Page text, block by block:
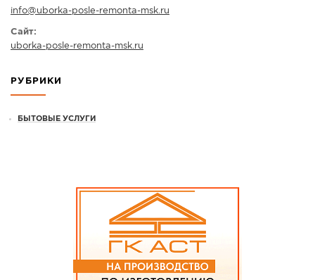
info@uborka-posle-remonta-msk.ru
Сайт:
uborka-posle-remonta-msk.ru
РУБРИКИ
БЫТОВЫЕ УСЛУГИ